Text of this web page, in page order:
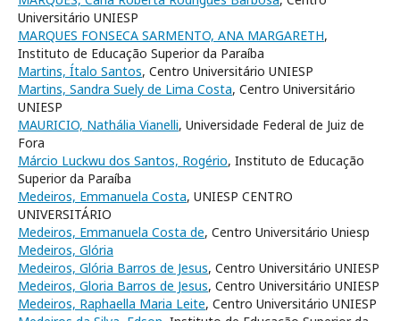
Universitário UNIESP
MARQUES FONSECA SARMENTO, ANA MARGARETH,
Instituto de Educação Superior da Paraíba
Martins, Ítalo Santos, Centro Universitário UNIESP
Martins, Sandra Suely de Lima Costa, Centro Universitário
UNIESP
MAURICIO, Nathália Vianelli, Universidade Federal de Juiz de
Fora
Márcio Luckwu dos Santos, Rogério, Instituto de Educação
Superior da Paraíba
Medeiros, Emmanuela Costa, UNIESP CENTRO
UNIVERSITÁRIO
Medeiros, Emmanuela Costa de, Centro Universitário Uniesp
Medeiros, Glória
Medeiros, Glória Barros de Jesus, Centro Universitário UNIESP
Medeiros, Gloria Barros de Jesus, Centro Universitário UNIESP
Medeiros, Raphaella Maria Leite, Centro Universitário UNIESP